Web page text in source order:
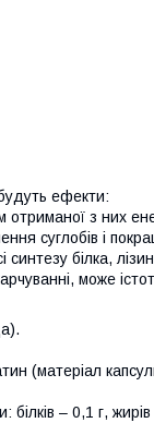
ефекти:
з них
суглобів і
білка,
може
(матеріал
– 0,1 г,